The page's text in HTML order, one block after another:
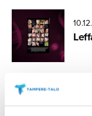
Valentine´s
Day ©New
Line
Cinema
Misérables